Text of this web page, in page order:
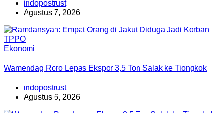
indopostrust
Agustus 7, 2026
Ekonomi
Wamendag Roro Lepas Ekspor 3,5 Ton Salak ke Tiongkok
indopostrust
Agustus 6, 2026